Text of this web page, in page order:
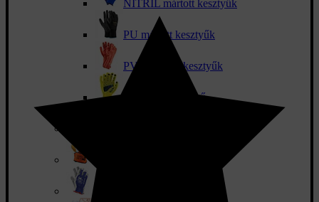
NITRIL mártott kesztyűk
PU mártott kesztyűk
PVC mártott kesztyűk
Pöttyözött kesztyű